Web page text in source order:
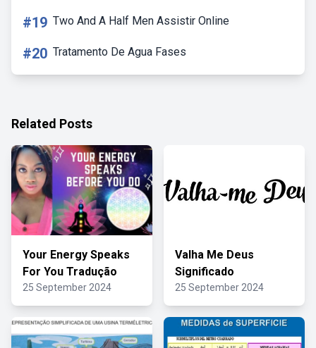
#19 Two And A Half Men Assistir Online
#20 Tratamento De Agua Fases
Related Posts
Your Energy Speaks
For You Tradução
25 September 2024
Valha Me Deus
Significado
25 September 2024